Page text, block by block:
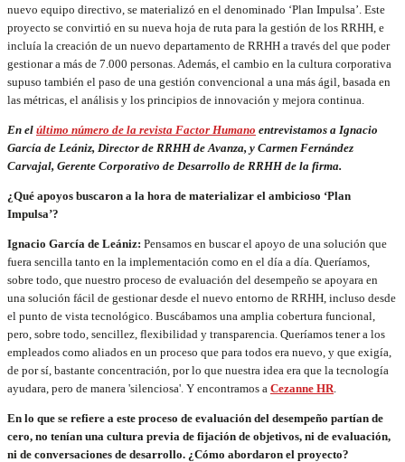
nuevo equipo directivo, se materializó en el denominado ‘Plan Impulsa’. Este
proyecto se convirtió en su nueva hoja de ruta para la gestión de los RRHH, e
incluía la creación de un nuevo departamento de RRHH a través del que poder
gestionar a más de 7.000 personas. Además, el cambio en la cultura corporativa
supuso también el paso de una gestión convencional a una más ágil, basada en
las métricas, el análisis y los principios de innovación y mejora continua.
En el último número de la revista Factor Humano entrevistamos a Ignacio
García de Leániz, Director de RRHH de Avanza, y Carmen Fernández
Carvajal, Gerente Corporativo de Desarrollo de RRHHde la firma.
¿Qué apoyos buscaron a la hora de materializar el ambicioso ‘Plan
Impulsa’?
Ignacio García de Leániz: Pensamos en buscar el apoyo de una solución que
fuera sencilla tanto en la implementación como en el día a día. Queríamos,
sobre todo, que nuestro proceso de evaluación del desempeño se apoyara en
una solución fácil de gestionar desde el nuevo entorno de RRHH, incluso desde
el punto de vista tecnológico. Buscábamos una amplia cobertura funcional,
pero, sobre todo, sencillez, flexibilidad y transparencia. Queríamos tener a los
empleados como aliados en un proceso que para todos era nuevo, y que exigía,
de por sí, bastante concentración, por lo que nuestra idea era que la tecnología
ayudara, pero de manera 'silenciosa'. Y encontramos a Cezanne HR.
En lo que se refiere a este proceso de evaluación del desempeño partían de
cero, no tenían una cultura previa de fijación de objetivos, ni de evaluación,
ni de conversaciones de desarrollo. ¿Cómo abordaron el proyecto?